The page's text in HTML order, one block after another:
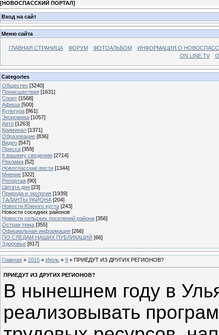
[НОВОСПАССКИЙ ПОРТАЛ]
Вход на сайт
Меню сайта
ГЛАВНАЯ СТРАНИЦА ФОРУМ ФОТОАЛЬБОМ
ИНФОРМАЦИЯ О
ON LINE TV
Categories
Общество [3240]
Происшествия [1631]
Спорт [1568]
Афиша [500]
Культура [961]
Экономика [1057]
Авто [1263]
Криминал [1371]
Образование [836]
Видео [547]
Пресса [359]
К вашему сведению [2714]
Реклама [52]
Новоспасские вести [1344]
Мнение [322]
Репортаж [90]
Цитата дня [23]
Природа и экология [1939]
ТАЛАНТЫ РАЙОНА [204]
Новости Южного куста [243]
Новости соседних районов
Новости сельских поселений района [356]
Острая тема [355]
Официальная информация [266]
ПО СЛЕДАМ НАШИХ ПУБЛИКАЦИЙ [66]
Здоровье [817]
Главная » 2015 » Июль » 9 » ПРИЕДУТ ИЗ ДРУГИХ РЕГИОНОВ?
ПРИЕДУТ ИЗ ДРУГИХ РЕГИОНОВ?
В нынешнем году в
реализовывать